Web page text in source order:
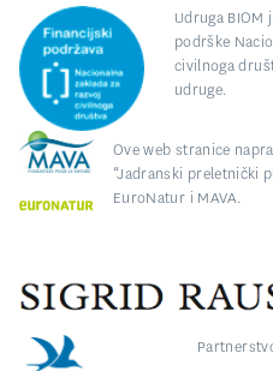
Udruga
podrške
civilnoga
udruge.
Ove web stranice
“Jadranski preletnički
EuroNatur i MAVA.